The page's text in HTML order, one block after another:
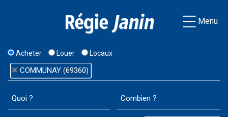
Menu
Acheter Louer Locaux
COMMUNAY (69360)